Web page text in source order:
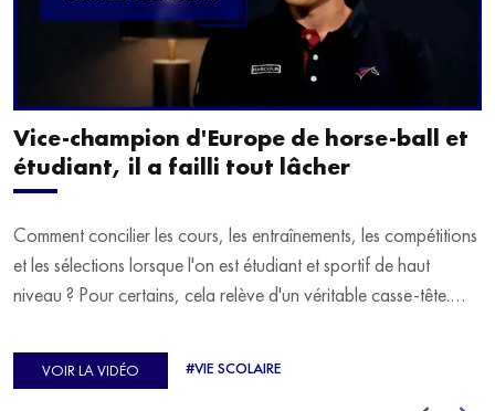
Vice-champion d'Europe de horse-ball et
étudiant, il a failli tout lâcher
Comment concilier les cours, les entraînements, les compétitions
et les sélections lorsque l'on est étudiant et sportif de haut
niveau ? Pour certains, cela relève d'un véritable casse-tête.
d'Europe de Horse-ball, qui a failli abandonner ses études
avant de trouver un nouvel équilibre.
VOIR LA VIDÉO #VIE SCOLAIRE